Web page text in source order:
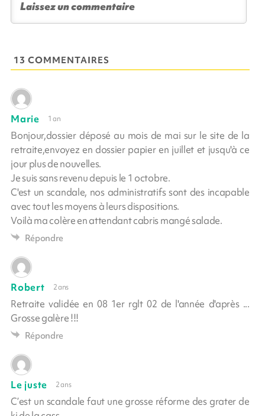
13 COMMENTAIRES
Marie 1 an
Bonjour,dossier déposé au mois de mai sur le site de la
retraite,envoyez en dossier papier en juillet et jusqu'à ce
jour plus de nouvelles.
Je suis sans revenu depuis le 1 octobre.
C'est un scandale, nos administratifs sont des incapable
avec tout les moyens à leurs dispositions.
Voilà ma colère en attendant cabris mangé salade.
Répondre
Robert 2 ans
Retraite validée en 08 1er rglt 02 de l'année d'après ...
Grosse galère !!!
Répondre
Le juste 2 ans
C’est un scandale faut une grosse réforme des grater de